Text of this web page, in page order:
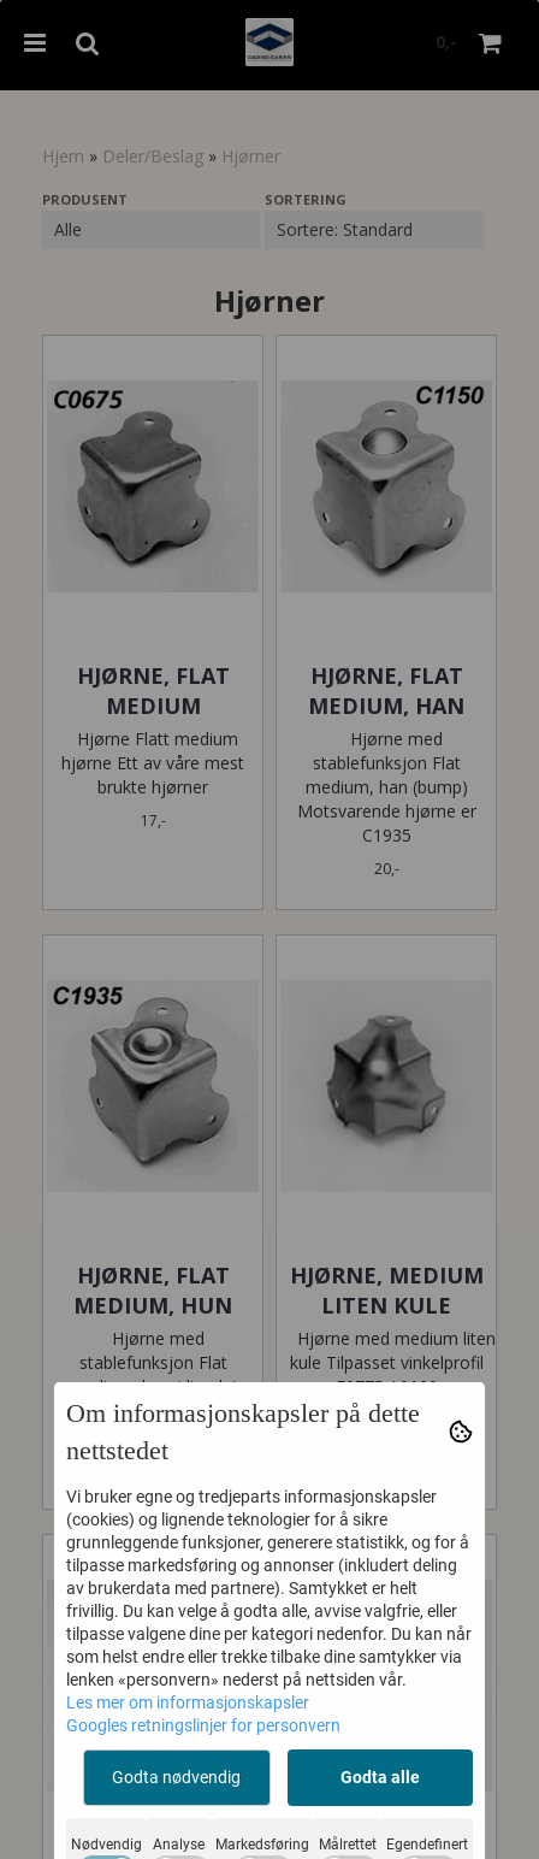
0,-
Hjem » Deler/Beslag » Hjørner
PRODUSENT SORTERING
Hjørner
HJØRNE, FLAT
MEDIUM
Hjørne Flatt medium
hjørne Ett av våre mest
brukte hjørner
17,-
HJØRNE, FLAT
MEDIUM, HAN
Hjørne med
stablefunksjon Flat
medium, han (bump)
Motsvarende hjørne er
C1935
20,-
HJØRNE, FLAT
MEDIUM, HUN
Hjørne med
stablefunksjon Flat
medium, hun (dimple)
Motsvarende hjørne er
HJØRNE, MEDIUM
LITEN KULE
Hjørne med medium liten
kule Tilpasset vinkelprofil
E0775 / 0100
24,-
Om informasjonskapsler på dette
nettstedet
Vi bruker egne og tredjeparts informasjonskapsler
(cookies) og lignende teknologier for å sikre
grunnleggende funksjoner, generere statistikk, og for å
tilpasse markedsføring og annonser (inkludert deling
av brukerdata med partnere). Samtykket er helt
frivillig. Du kan velge å godta alle, avvise valgfrie, eller
tilpasse valgene dine per kategori nedenfor. Du kan når
som helst endre eller trekke tilbake dine samtykker via
lenken «personvern» nederst på nettsiden vår.
Les mer om informasjonskapsler
Googles retningslinjer for personvern
Godta nødvendig Godta alle
Nødvendig Analyse Markedsføring Målrettet Egendefinert